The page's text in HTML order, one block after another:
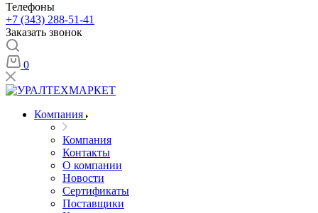
Телефоны
+7 (343) 288-51-41
Заказать звонок
0
Компания
Компания
Контакты
О компании
Новости
Сертификаты
Поставщики